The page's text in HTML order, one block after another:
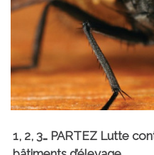
1, 2, 3… PARTEZ Lutte